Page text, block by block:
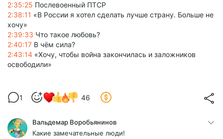
2:35:25 Послевоенный ПТСР
2:38:11 «В России я хотел сделать лучше страну. Больше не
хочу»
2:39:33 Что такое любовь?
2:40:17 В чём сила?
2:43:14 «Хочу, чтобы война закончилась и заложников
освободили»
1 46
Вальдемар Воробьянинов
Какие замечательные люди!